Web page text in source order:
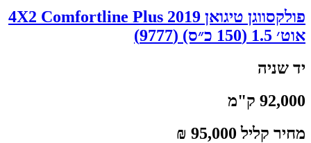
פולקסווגן טיגואן 2019 4X2 Comfortline Plus
אוט׳ 1.5 (150 כ״ס) (9777)
יד שניה
92,000 ק"מ
מחיר קליל 95,000 ₪